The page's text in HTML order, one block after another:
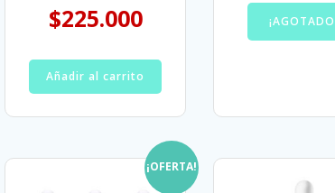
$225.000
Añadir al carrito
¡OFERTA!